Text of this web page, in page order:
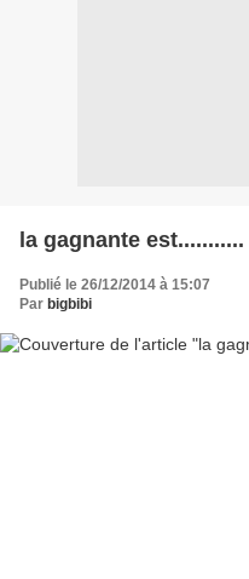
la gagnante est...........
Publié le 26/12/2014 à 15:07
Par bigbibi